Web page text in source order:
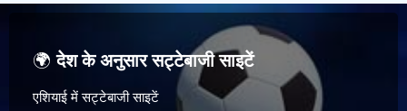
🌍देश के अनुसार सट्टेबाजी साइटें
एशियाई में सट्टेबाजी साइटें